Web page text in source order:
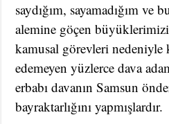
saydığım, sayamadığım ve
alemine göçen
kamusal görevleri nedeniyle
edemeyen yüzlerce dava
erbabı davanın Samsun
bayraktarlığını yapmışlardır.